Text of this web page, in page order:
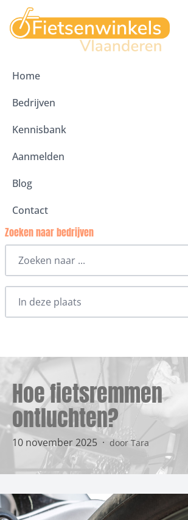
Home
Bedrijven
Kennisbank
Aanmelden
Blog
Contact
Zoeken naar bedrijven
Hoe fietsremmen
ontluchten?
10 november 2025 · door Tara